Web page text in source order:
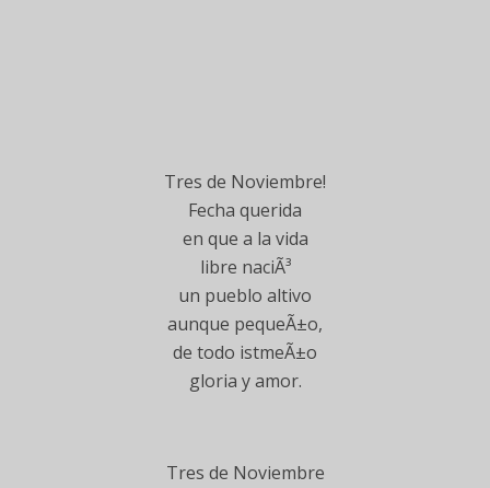
Tres de Noviembre!
Fecha querida
en que a la vida
libre naciÃ³
un pueblo altivo
aunque pequeÃ±o,
de todo istmeÃ±o
gloria y amor.
Tres de Noviembre